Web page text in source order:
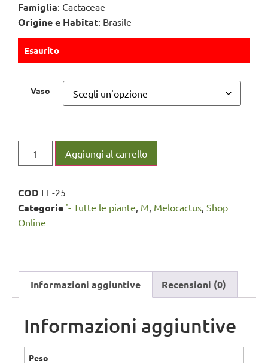
Famiglia: Cactaceae
Origine e Habitat: Brasile
Esaurito
Vaso
Aggiungi al carrello
COD FE-25
Categorie '- Tutte le piante, M, Melocactus, Shop
Online
Informazioni aggiuntive Recensioni (0)
Informazioni aggiuntive
Peso